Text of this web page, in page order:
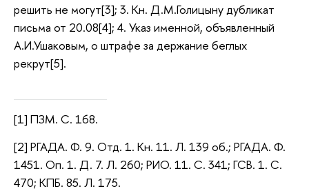
решить не могут[3]; 3. Кн. Д.М.Голицыну дубликат
письма от 20.08[4]; 4. Указ именной, объявленный
А.И.Ушаковым, о штрафе за держание беглых
рекрут[5].
[1] ПЗМ. С. 168.
[2] РГАДА. Ф. 9. Отд. 1. Кн. 11. Л. 139 об.; РГАДА. Ф.
1451. Оп. 1. Д. 7. Л. 260; РИО. 11. С. 341; ГСВ. 1. С.
470; КПБ. 85. Л. 175.